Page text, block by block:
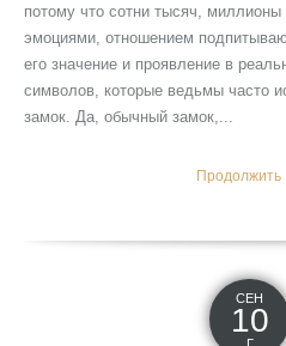
потому что сотни тысяч,
эмоциями, отношением
его значение и проявление в
символов, которые ведьмы часто
замок. Да, обычный замок,...
Продолжить
СЕН
10